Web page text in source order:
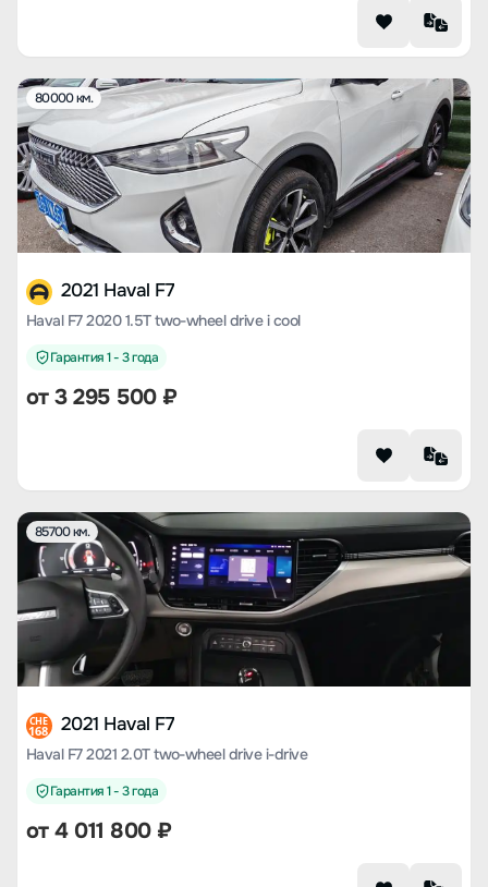
80000 км.
2021 Haval F7
Haval F7 2020 1.5T two-wheel drive i cool
Гарантия 1 - 3 года
от3 295 500₽
85700 км.
CHE
168 2021 Haval F7
Haval F7 2021 2.0T two-wheel drive i-drive
Гарантия 1 - 3 года
от4 011 800₽